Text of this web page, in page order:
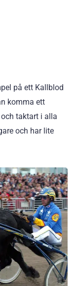
på ett Kallblod
komma ett
taktart i alla
och har lite